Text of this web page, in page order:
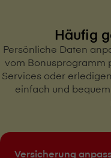
Häufig
Persönliche Daten
vom Bonusprogramm
Services oder
einfach und
Versicherung